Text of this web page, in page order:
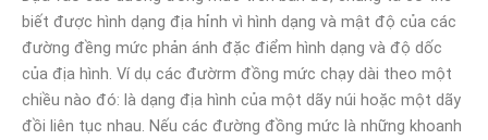
biết được hình dạng địa hỉnh vì hình dạng và mật độ của các
đường đềng mức phản ánh đặc điểm hình dạng và độ dốc
của địa hình. Ví dụ các đườrm đồng mức chạy dài theo một
chiều nào đó: là dạng địa hình của một dãy núi hoặc một dãy
đồi liên tục nhau. Nếu các đường đồng mức là những khoanh